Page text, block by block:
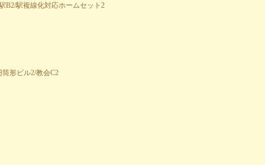
B2/駅複線化対応ホームセット2
形ビル2/教会C2